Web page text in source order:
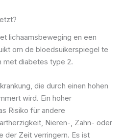
lichaamsbeweging en een
om de bloedsuikerspiegel te
met diabetes type 2.
die durch einen hohen
wird. Ein hoher
Risiko für andere
Nieren-, Zahn- oder
der Zeit verringern. Es ist